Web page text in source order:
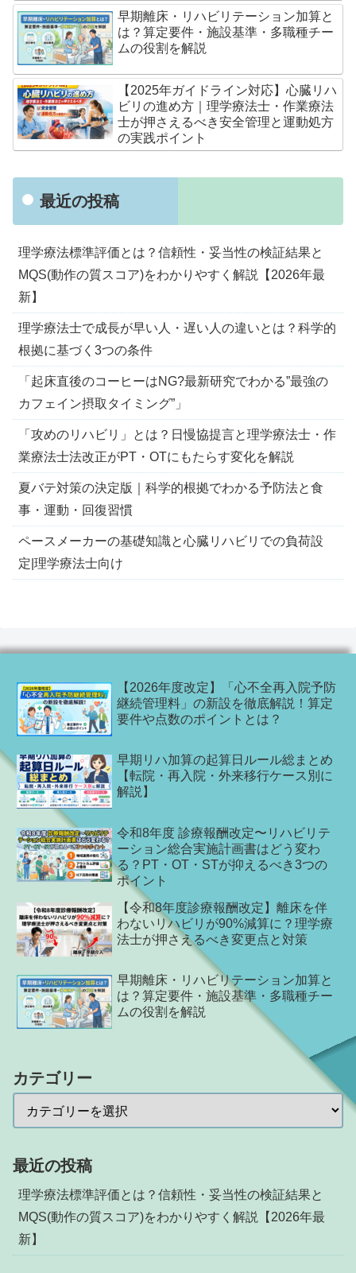
早期離床・リハビリテーション加算と
は？算定要件・施設基準・多職種チー
ムの役割を解説
【2025年ガイドライン対応】心臓リハ
ビリの進め方｜理学療法士・作業療法
士が押さえるべき安全管理と運動処方
の実践ポイント
最近の投稿
理学療法標準評価とは？信頼性・妥当性の検証結果と
MQS(動作の質スコア)をわかりやすく解説【2026年最
新】
理学療法士で成長が早い人・遅い人の違いとは？科学的
根拠に基づく3つの条件
「起床直後のコーヒーはNG?最新研究でわかる”最強の
カフェイン摂取タイミング”」
「攻めのリハビリ」とは？日慢協提言と理学療法士・作
業療法士法改正がPT・OTにもたらす変化を解説
夏バテ対策の決定版｜科学的根拠でわかる予防法と食
事・運動・回復習慣
ペースメーカーの基礎知識と心臓リハビリでの負荷設
定|理学療法士向け
【2026年度改定】「心不全再入院予防
継続管理料」の新設を徹底解説！算定
要件や点数のポイントとは？
早期リハ加算の起算日ルール総まとめ
【転院・再入院・外来移行ケース別に
解説】
令和8年度 診療報酬改定〜リハビリテ
ーション総合実施計画書はどう変わ
る？PT・OT・STが抑えるべき3つの
ポイント
【令和8年度診療報酬改定】離床を伴
わないリハビリが90%減算に？理学療
法士が押さえるべき変更点と対策
早期離床・リハビリテーション加算と
は？算定要件・施設基準・多職種チー
ムの役割を解説
カテゴリー
最近の投稿
理学療法標準評価とは？信頼性・妥当性の検証結果と
MQS(動作の質スコア)をわかりやすく解説【2026年最
新】